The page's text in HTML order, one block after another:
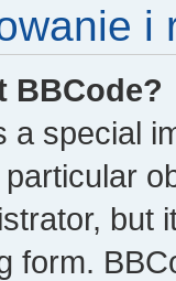
i
BBCode?
a special
but
form.